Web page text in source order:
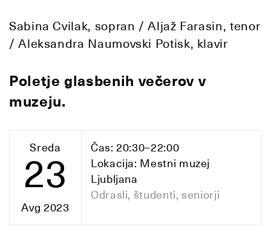
Sabina Cvilak, sopran / Aljaž Farasin, tenor
/ Aleksandra Naumovski Potisk, klavir
Poletje glasbenih večerov v
muzeju.
Sreda
23
Avg 2023
Čas: 20:30–22:00
Lokacija: Mestni muzej
Ljubljana
Odrasli, študenti, seniorji